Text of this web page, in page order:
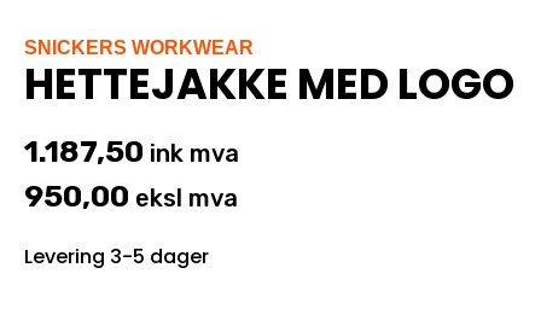
SNICKERS WORKWEAR
HETTEJAKKE MED LOGO
1.187,50 ink mva
950,00 eksl mva
Levering 3-5 dager